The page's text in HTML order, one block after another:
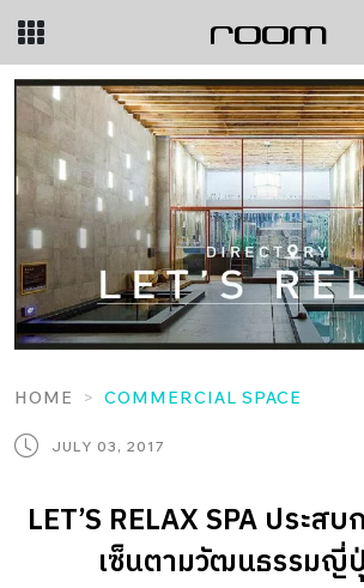
Skip
content
HOME COMMERCIAL SPACE
JULY 03, 2017
LET’S RELAX SPA ประ
เซ็นตามวัฒนธรรมญี่